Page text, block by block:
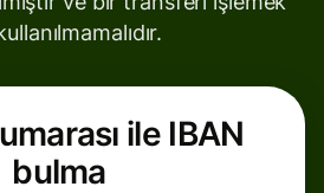
ile IBAN
bulma